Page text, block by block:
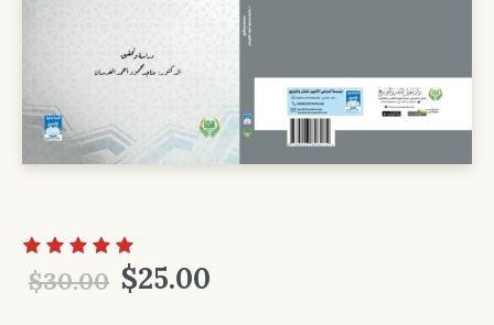
$30.00 Original
$25.00